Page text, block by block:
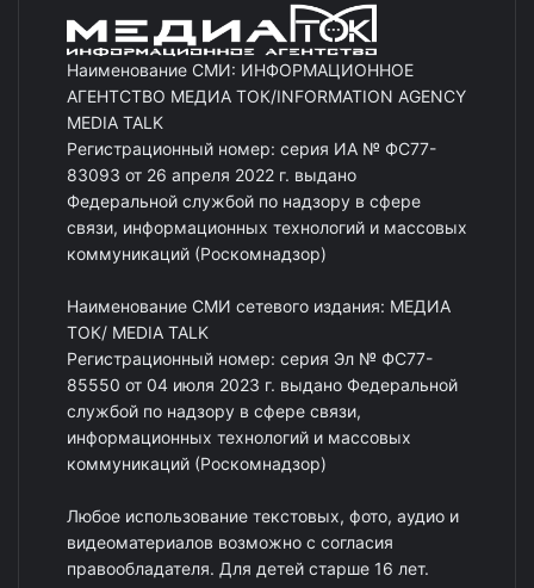
Наименование СМИ: ИНФОРМАЦИОННОЕ
АГЕНТСТВО МЕДИА ТОК/INFORMATION AGENCY
MEDIA TALK
Регистрационный номер: серия ИА № ФС77-
83093 от 26 апреля 2022 г. выдано
Федеральной службой по надзору в сфере
связи, информационных технологий и массовых
коммуникаций (Роскомнадзор)
Наименование СМИ сетевого издания: МЕДИА
ТОК/ MEDIA TALK
Регистрационный номер: серия Эл № ФС77-
85550 от 04 июля 2023 г. выдано Федеральной
службой по надзору в сфере связи,
информационных технологий и массовых
коммуникаций (Роскомнадзор)
Любое использование текстовых, фото, аудио и
видеоматериалов возможно с согласия
правообладателя. Для детей старше 16 лет.